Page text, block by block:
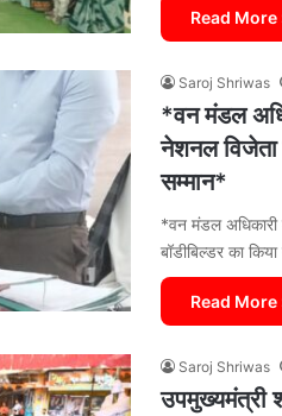
Read More
Saroj Shriwas
*वन मंडल
नेशनल विजेता
सम्मान*
*वन मंडल अधिकारी
बॉडीबिल्डर का
Read More
Saroj Shriwas
उपमुख्यमंत्री